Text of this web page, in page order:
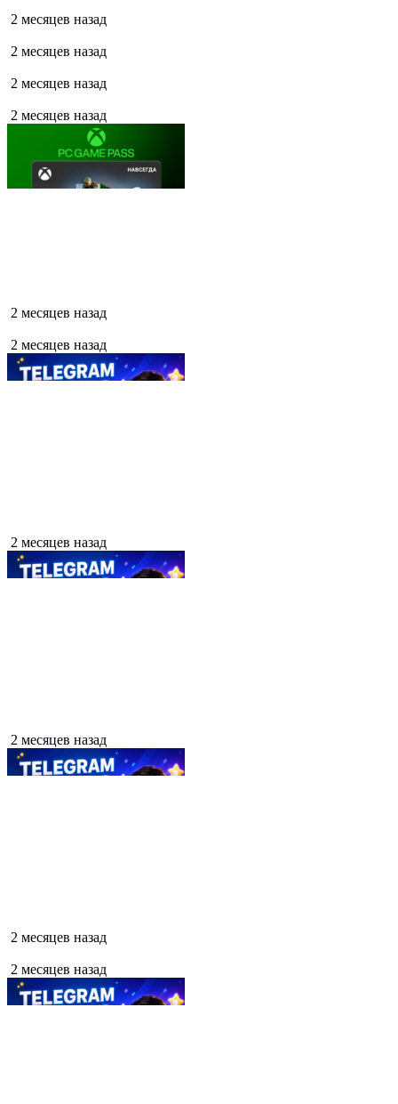
2 месяцев назад
2 месяцев назад
2 месяцев назад
2 месяцев назад
2 месяцев назад
2 месяцев назад
2 месяцев назад
2 месяцев назад
2 месяцев назад
2 месяцев назад